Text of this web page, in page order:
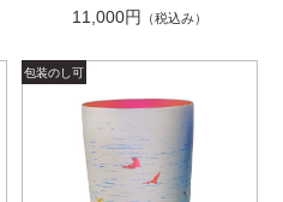
11,000円
（税込み）